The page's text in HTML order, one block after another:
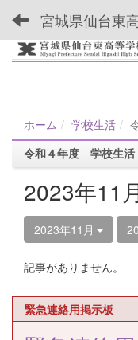
宮城県仙台東
ホーム 学校生活
令和４年度 学校生活
2023年11
2023年11月
記事がありません。
緊急連絡用掲示板